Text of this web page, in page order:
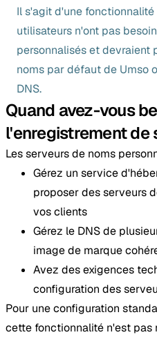
Il s'agit d'une
utilisateurs n'ont pas
personnalisés et devraient
noms par défaut de Umso
DNS.
Quand avez-vous
l'enregistrement de
Les serveurs de noms
Gérez un service
proposer des serveurs
vos clients
Gérez le DNS de
image de marque
Avez des exigences
configuration des
Pour une configuration
cette fonctionnalité n'est pas